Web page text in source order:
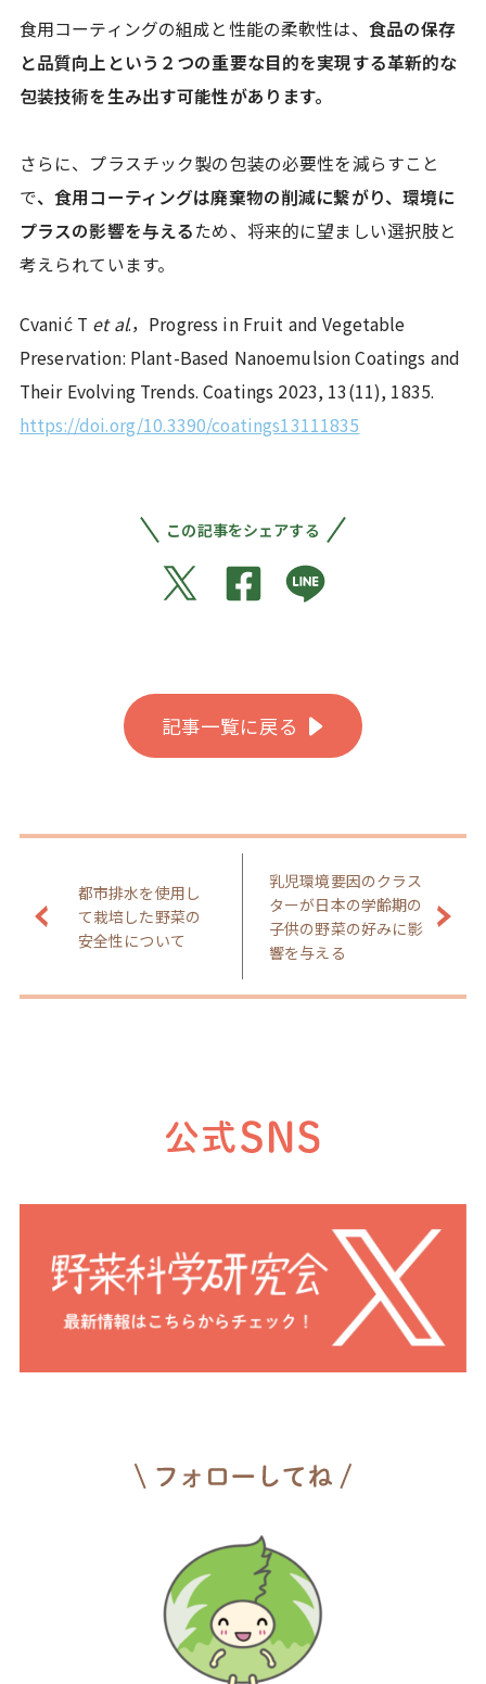
食用コーティングの組成と性能の柔軟性は、 食品の保存
と品質向上という２つの重要な目的を実現する革新的な
包装技術を生み出す可能性があります。
さらに、プラスチック製の包装の必要性を減らすこと
で、食用コーティングは廃棄物の削減に繋がり、環境に
プラスの影響を与えるため、将来的に望ましい選択肢と
考えられています。
Cvanić T et al.，Progress in Fruit and Vegetable
Preservation: Plant-Based Nanoemulsion Coatings and
Their Evolving Trends. Coatings 2023, 13(11), 1835.
https://doi.org/10.3390/coatings13111835
この記事をシェアする
記事一覧に戻る
都市排水を使用し
て栽培した野菜の
安全性について
乳児環境要因のクラス
ターが日本の学齢期の
子供の野菜の好みに影
響を与える